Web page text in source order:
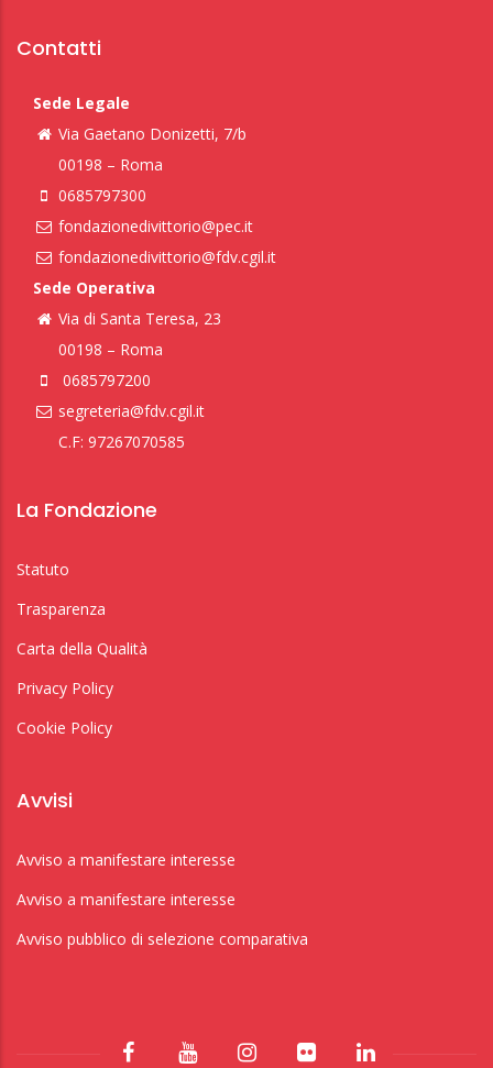
Contatti
Sede Legale
Via Gaetano Donizetti, 7/b
00198 – Roma
0685797300
fondazionedivittorio@pec.it
fondazionedivittorio@fdv.cgil.it
Sede Operativa
Via di Santa Teresa, 23
00198 – Roma
0685797200
segreteria@fdv.cgil.it
C.F: 97267070585
La Fondazione
Statuto
Trasparenza
Carta della Qualità
Privacy Policy
Cookie Policy
Avvisi
Avviso a manifestare interesse
Avviso a manifestare interesse
Avviso pubblico di selezione comparativa